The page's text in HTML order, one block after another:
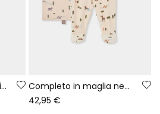
Pagliaccetto pelliccia di agnellino neonato grezzo
Completo in maglia neonato écru stampa foresta animali
42,95 €